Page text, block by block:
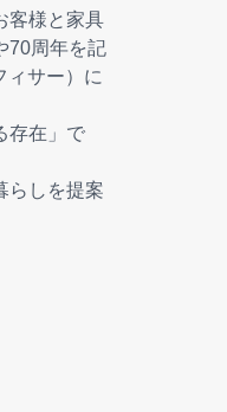
客様と家具
70周年を記
ィサー）に
存在」で
らしを提案